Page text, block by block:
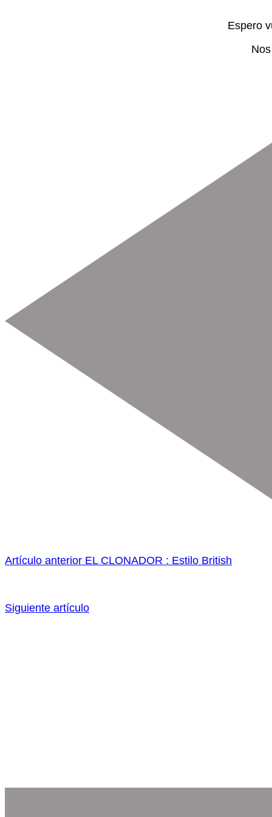
Espero
Artículo anterior EL CLONADOR : Estilo British
Siguiente artículo